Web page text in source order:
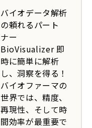
バイオデータ解析
の頼れるパート
ナー
BioVisualizer 即
時に簡単に解析
し、洞察を得る！
バイオファーマの
世界では、精度、
再現性、そして時
間効率が最重要で